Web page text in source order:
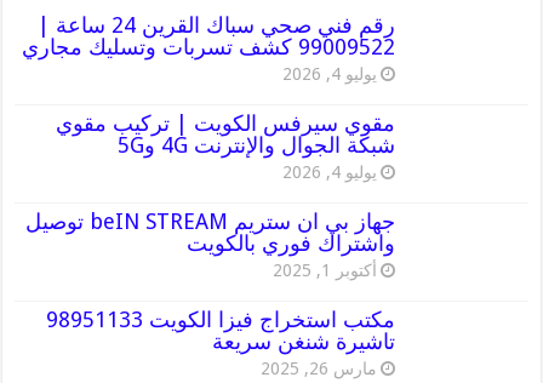
رقم فني صحي سباك القرين 24 ساعة |
99009522 كشف تسربات وتسليك مجاري
يوليو 4, 2026
مقوي سيرفس الكويت | تركيب مقوي
شبكة الجوال والإنترنت 4G و5G
يوليو 4, 2026
جهاز بي ان ستريم beIN STREAM توصيل
واشتراك فوري بالكويت
أكتوبر 1, 2025
مكتب استخراج فيزا الكويت 98951133
تاشيرة شنغن سريعة
مارس 26, 2025